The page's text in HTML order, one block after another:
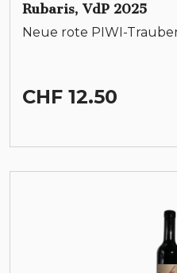
Rubaris, VdP 2025
Neue rote PIWI-
CHF 12.50